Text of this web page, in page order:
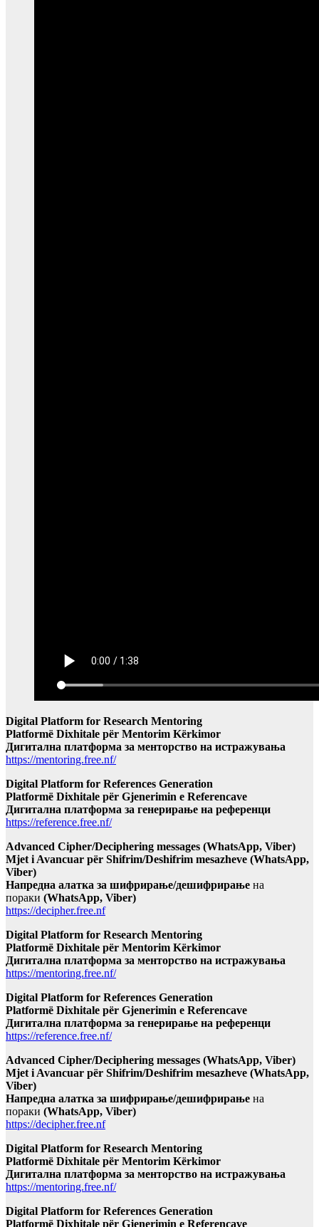
Digital Platform for Research Mentoring
Platformë Dixhitale për Mentorim Kërkimor
Дигитална платформа за менторство на истражувања
https://mentoring.free.nf/
Digital Platform for References Generation
Platformë Dixhitale për Gjenerimin e Referencave
Дигитална платформа за генерирање на референци
https://reference.free.nf/
Advanced Cipher/Deciphering messages (WhatsApp, Viber)
Mjet i Avancuar për Shifrim/Deshifrim mesazheve (WhatsApp,
Viber)
Напредна алатка за шифрирање/дешифрирање на
пораки (WhatsApp, Viber)
https://decipher.free.nf
Digital Platform for Research Mentoring
Platformë Dixhitale për Mentorim Kërkimor
Дигитална платформа за менторство на истражувања
https://mentoring.free.nf/
Digital Platform for References Generation
Platformë Dixhitale për Gjenerimin e Referencave
Дигитална платформа за генерирање на референци
https://reference.free.nf/
Advanced Cipher/Deciphering messages (WhatsApp, Viber)
Mjet i Avancuar për Shifrim/Deshifrim mesazheve (WhatsApp,
Viber)
Напредна алатка за шифрирање/дешифрирање на
пораки (WhatsApp, Viber)
https://decipher.free.nf
Digital Platform for Research Mentoring
Platformë Dixhitale për Mentorim Kërkimor
Дигитална платформа за менторство на истражувања
https://mentoring.free.nf/
Digital Platform for References Generation
Platformë Dixhitale për Gjenerimin e Referencave